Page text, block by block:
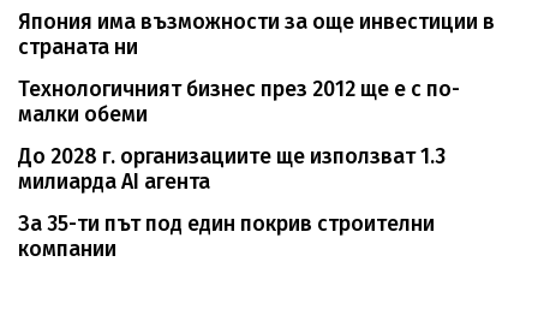
Япония има възможности за още инвестиции в
страната ни
Технологичният бизнес през 2012 ще е с по-
малки обеми
До 2028 г. организациите ще използват 1.3
милиарда AI агента
За 35-ти път под един покрив строителни
компании